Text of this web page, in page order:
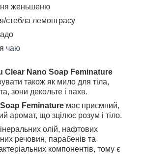
женьшеню
стебла лемонграсу
чаю
Clear Nano Soap Feminature
також як мило для тіла,
зони декольте і пахв.
Feminature має приємний,
аромат, що зцілює розум і тіло.
олій, нафтових
речовин, парабенів та
компонентів, тому є